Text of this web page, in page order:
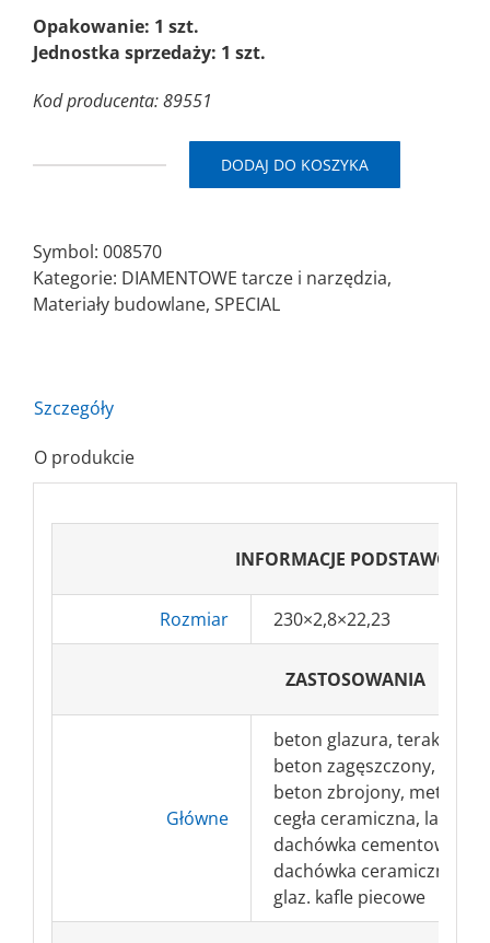
Opakowanie: 1 szt.
Jednostka sprzedaży: 1 szt.
Kod producenta: 89551
Ø230x2,8x22,2
Piła
diamentowa/segmentowa
DODAJ DO KOSZYKA
Symbol: 008570
Kategorie: DIAMENTOWE tarcze i narzędzia,
Materiały budowlane, SPECIAL
Szczegóły
O produkcie
INFORMACJE PODSTAWOWE
Rozmiar 230×2,8×22,23
ZASTOSOWANIA
Główne
beton glazura, terakota –
beton zagęszczony,
beton zbrojony, metale
cegła ceramiczna,
dachówka cementowa,
dachówka ceramiczna,
glaz. kafle piecowe